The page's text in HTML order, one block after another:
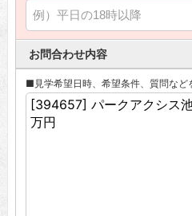
お問合わせ内容
■見学希望日時、希望条件、質問など